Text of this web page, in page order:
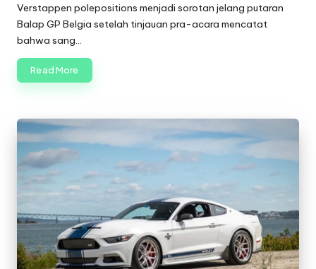
by
Verstappen polepositions menjadi sorotan jelang putaran
Balap GP Belgia setelah tinjauan pra-acara mencatat
bahwa sang…
Read More